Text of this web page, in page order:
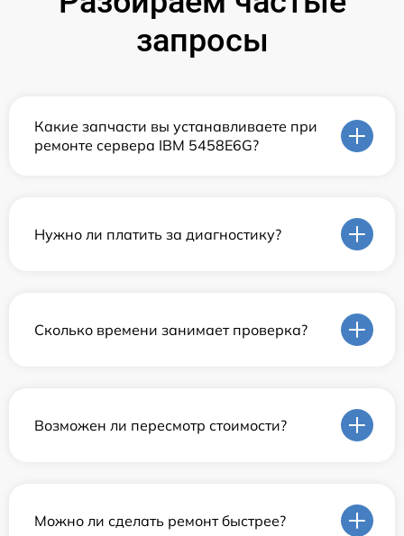
запросы
Какие запчасти вы устанавливаете при
ремонте сервера IBM 5458E6G?
Нужно ли платить за диагностику?
Сколько времени занимает проверка?
Возможен ли пересмотр стоимости?
Можно ли сделать ремонт быстрее?